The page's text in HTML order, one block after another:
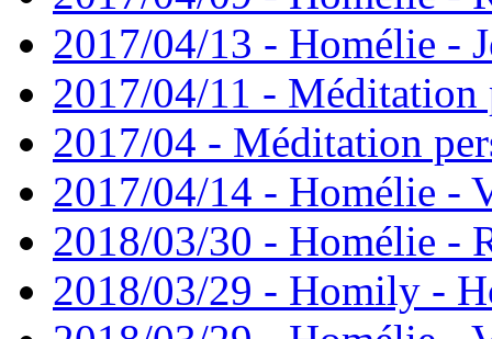
2017/04/13 - Homélie -
2017/04/11 -
2017/04 - Méditation
2017/04/14 - Homélie -
2018/03/30 - Homélie -
2018/03/29 - Homily -